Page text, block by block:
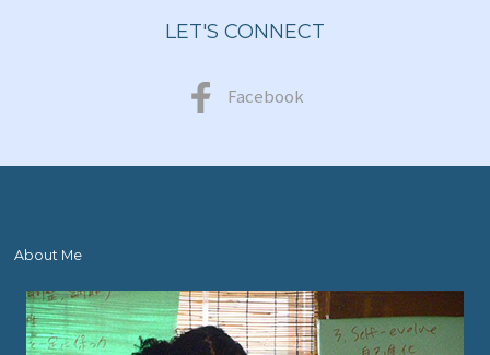
LET'S CONNECT
Facebook
About Me